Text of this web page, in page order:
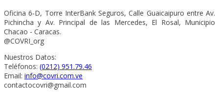
Oficina 6-D, Torre InterBank Seguros, Calle Guaicaipuro entre Av.
Pichincha y Av. Principal de las Mercedes, El Rosal, Municipio
Chacao - Caracas.
@COVRI_org
Nuestros Datos:
Teléfonos: (0212) 951.79.46
Email: info@covri.com.ve
contactocovri@gmail.com